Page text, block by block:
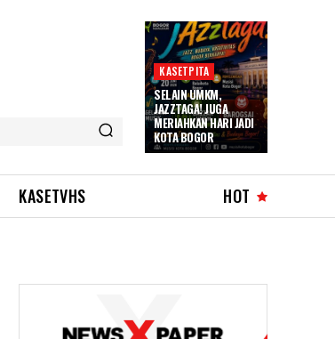
KASETPITA
SELAIN UMKM,
JAZZTAGA! JUGA
MERIAHKAN HARI JADI
KOTA BOGOR
KASETVHS HOT